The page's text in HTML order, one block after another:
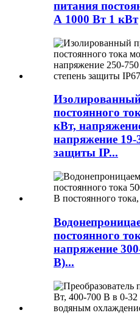
питания
А 1000 Вт 1 кВт
Изолированный
постоянного
кВт,
напряжение 19-
защиты IP...
постоянного
напряжение
В)...